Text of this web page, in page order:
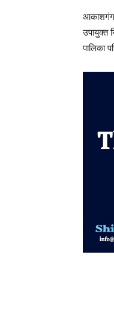
उपायुक्त
पालिका